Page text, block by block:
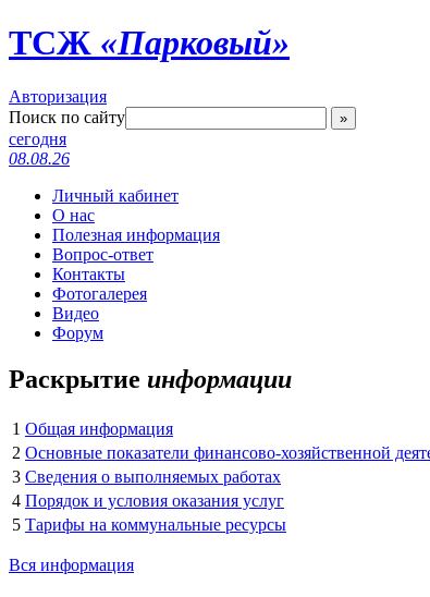
ТСЖ «Парковый»
Авторизация
Поиск по сайту
»
сегодня
08.08.26
Личный кабинет
О нас
Полезная информация
Вопрос-ответ
Контакты
Фотогалерея
Видео
Форум
Раскрытие информации
1 Общая информация
2 Основные показатели финансово-хозяйственной
3 Сведения о выполняемых работах
4 Порядок и условия оказания услуг
5 Тарифы на коммунальные ресурсы
Вся информация